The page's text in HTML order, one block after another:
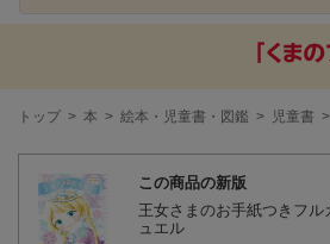
現
トップ > 本 > 絵本・児童書・図鑑 > 児童書 >
この商品の新版
王女さまのお手紙つきフ
ュエル